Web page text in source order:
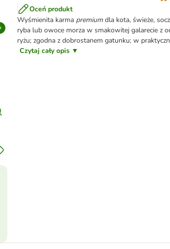
Oceń produkt
Wyśmienita karma premiumdla kota, świeże,
ryba lub owoce morza w smakowitej galarecie z
ryżu; zgodna z dobrostanem gatunku; w
Czytaj cały opis ▼